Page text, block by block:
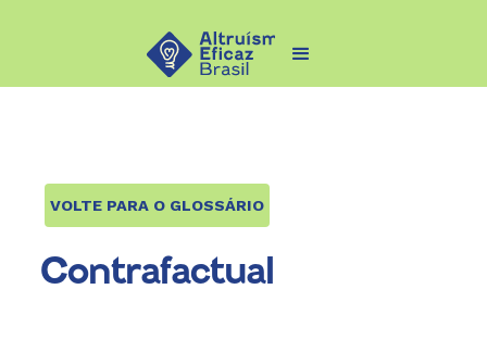
VOLTE PARA O GLOSSÁRIO
Contrafactual